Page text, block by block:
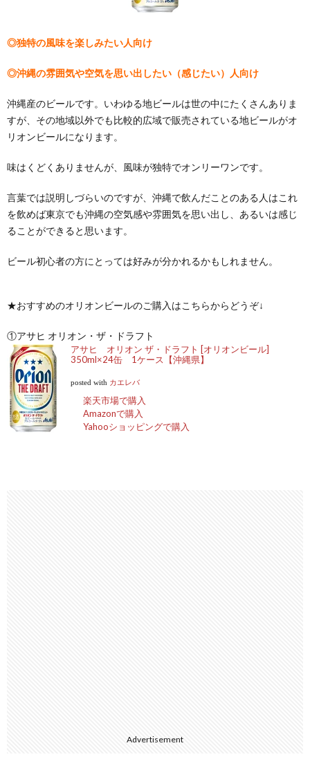
◎独特の風味を楽しみたい人向け
◎沖縄の雰囲気や空気を思い出したい（感じたい）人向け
沖縄産のビールです。いわゆる地ビールは世の中にたくさんありま
すが、その地域以外でも比較的広域で販売されている地ビールがオ
リオンビールになります。
味はくどくありませんが、風味が独特でオンリーワンです。
言葉では説明しづらいのですが、沖縄で飲んだことのある人はこれ
を飲めば東京でも沖縄の空気感や雰囲気を思い出し、あるいは感じ
ることができると思います。
ビール初心者の方にとっては好みが分かれるかもしれません。
★おすすめのオリオンビールのご購入はこちらからどうぞ↓
①アサヒ オリオン・ザ・ドラフト
アサヒ オリオン ザ・ドラフト [オリオンビール]
350ml×24缶 1ケース【沖縄県】
posted with カエレバ
楽天市場で購入
Amazonで購入
Yahooショッピングで購入
Advertisement